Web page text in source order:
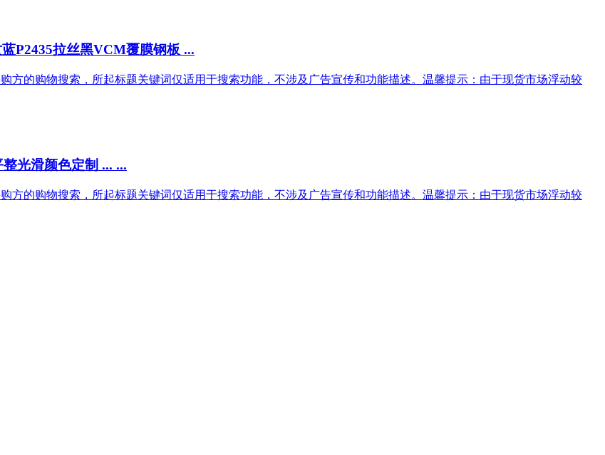
P2435拉丝黑VCM覆膜钢板 ...
方的购物搜索，所起标题关键词仅适用于搜索功能，不涉及广告宣传和功能描述。温馨提示：由于现货市场浮动较
光滑颜色定制 ... ...
方的购物搜索，所起标题关键词仅适用于搜索功能，不涉及广告宣传和功能描述。温馨提示：由于现货市场浮动较